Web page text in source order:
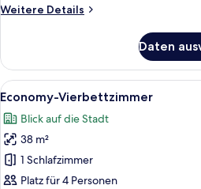
Weitere Details
Weitere
Doppelzimmer
Daten
Alle
Fotos
für
Economy-
Vierbettzimmer
anzeigen
Ein
8
Economy-Vierbettzimmer
Blick auf die Stadt
38 m²
1 Schlafzimmer
Platz für 4 Personen